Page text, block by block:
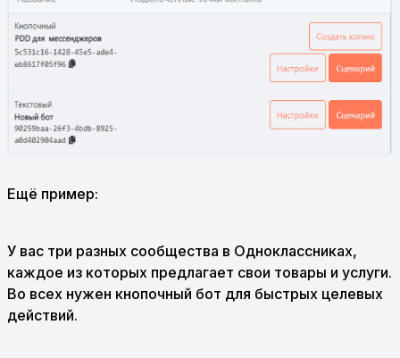
Ещё пример:
У вас три разных сообщества в Одноклассниках,
каждое из которых предлагает свои товары и услуги.
Во всех нужен кнопочный бот для быстрых целевых
действий.